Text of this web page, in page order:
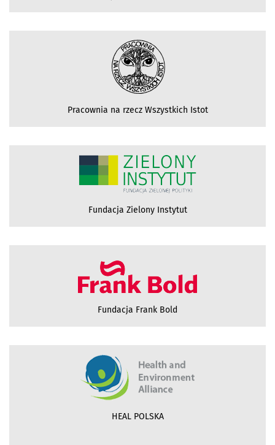
Pracownia na rzecz Wszystkich Istot
Fundacja Zielony Instytut
Fundacja Frank Bold
HEAL POLSKA